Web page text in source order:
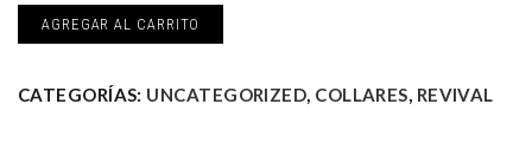
Lady
AGREGAR AL CARRITO
CATEGORÍAS: UNCATEGORIZED, COLLARES, REVIVAL